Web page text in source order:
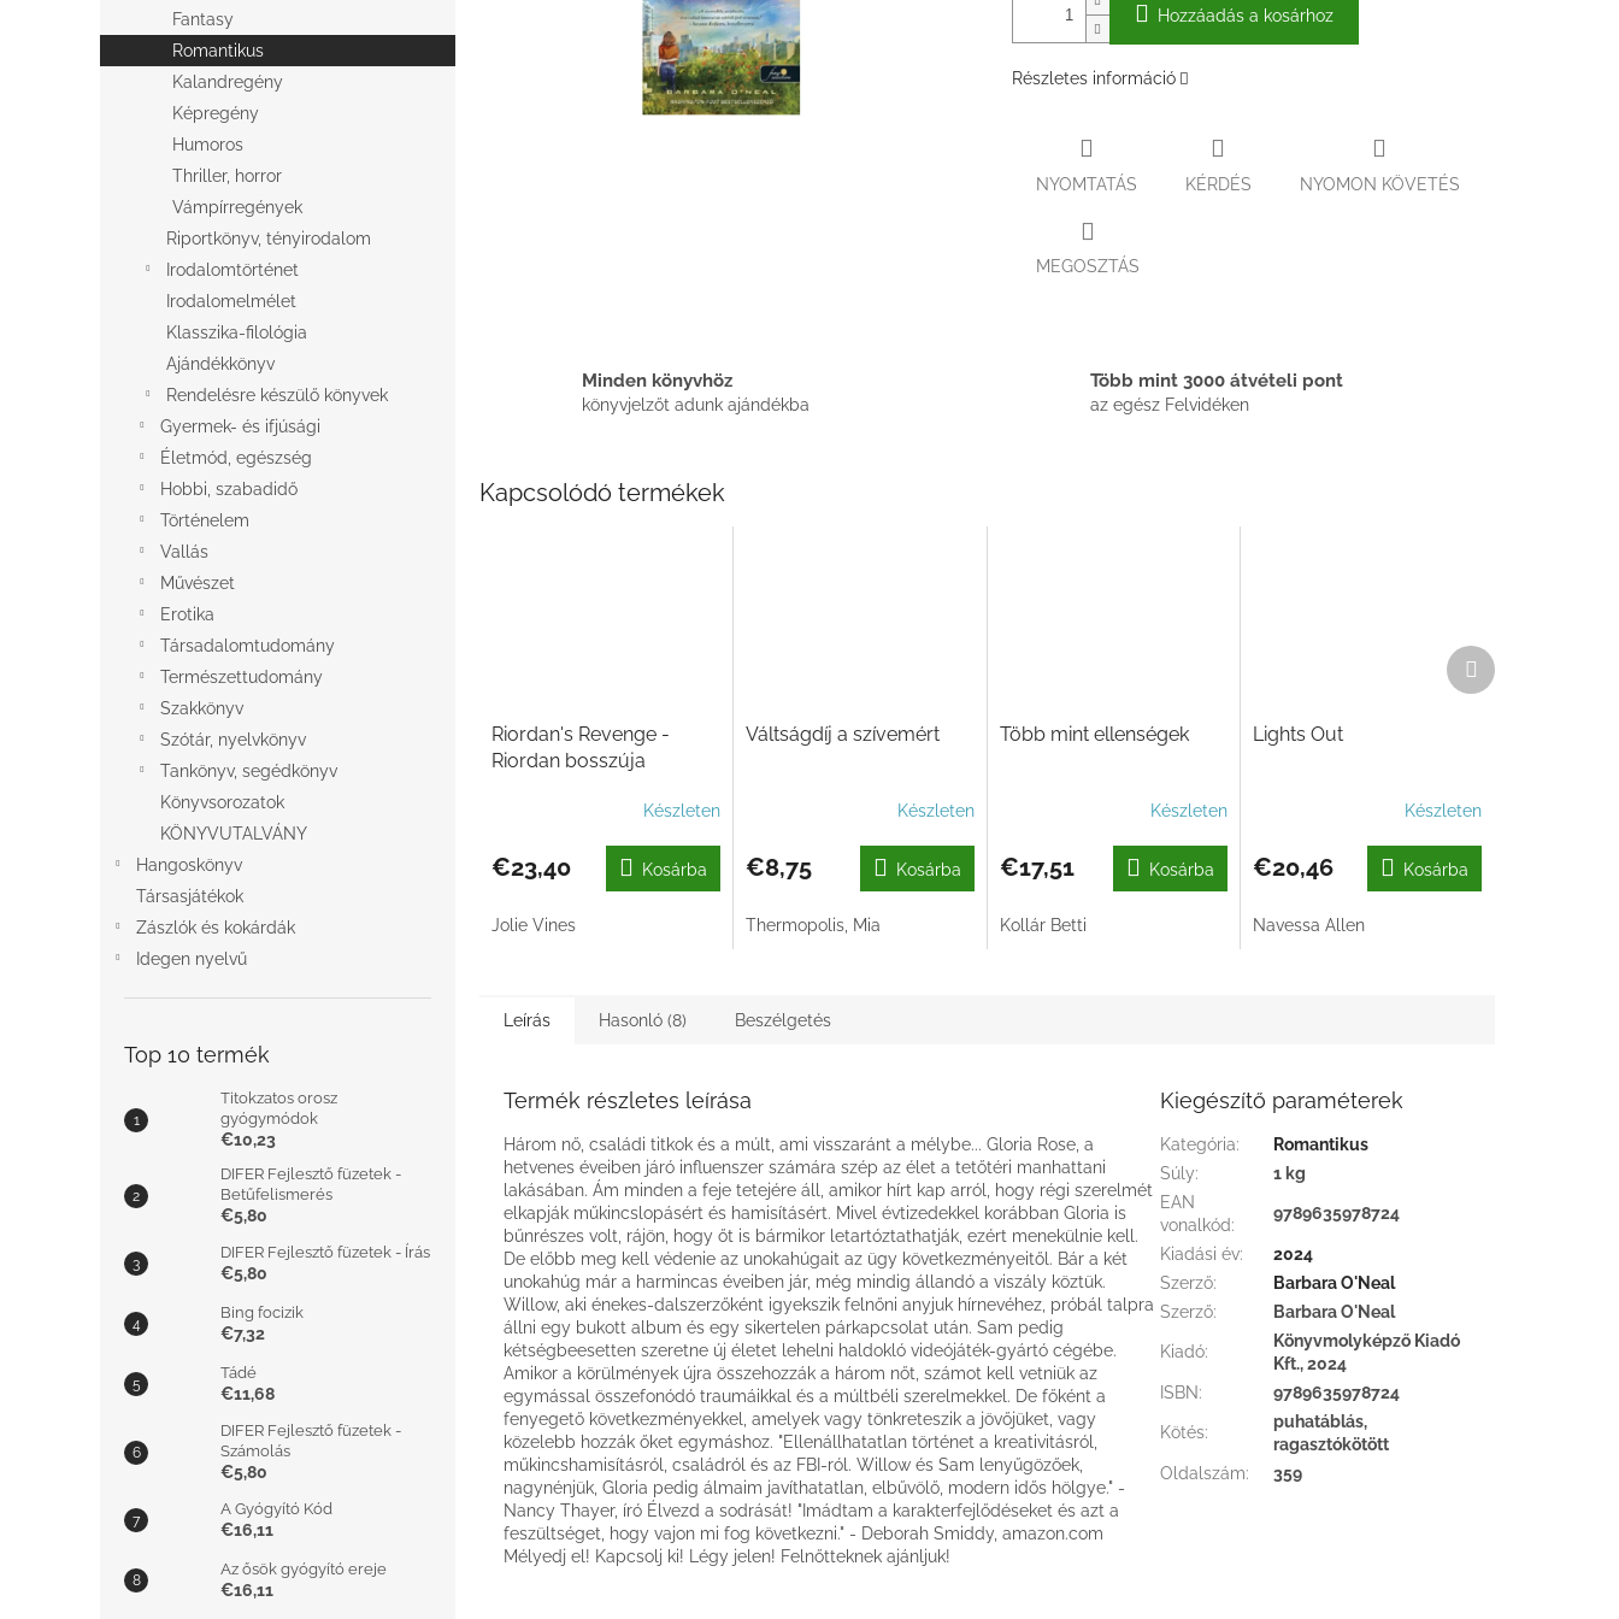
Fantasy
Romantikus
Kalandregény
Képregény
Humoros
Thriller, horror
Vámpírregények
Riportkönyv, tényirodalom
Irodalomtörténet
Irodalomelmélet
Klasszika-filológia
Ajándékkönyv
Rendelésre készülő könyvek
Gyermek- és ifjúsági
Életmód, egészség
Hobbi, szabadidő
Történelem
Vallás
Művészet
Erotika
Társadalomtudomány
Természettudomány
Szakkönyv
Szótár, nyelvkönyv
Tankönyv, segédkönyv
Könyvsorozatok
KÖNYVUTALVÁNY
Hangoskönyv
Társasjátékok
Zászlók és kokárdák
Idegen nyelvű
Top 10 termék
Titokzatos orosz
gyógymódok
€10,23
DIFER Fejlesztő füzetek -
Betűfelismerés
€5,80
DIFER Fejlesztő füzetek - Írás
€5,80
Bing focizik
€7,32
Tádé
€11,68
DIFER Fejlesztő füzetek -
Számolás
€5,80
A Gyógyító Kód
€16,11
Az ősök gyógyító ereje
€16,11
Hozzáadás a kosárhoz
Részletes információ
NYOMTATÁS KÉRDÉS NYOMON KÖVETÉS
MEGOSZTÁS
Minden könyvhöz
könyvjelzőt adunk ajándékba
Több mint 3000 átvételi pont
az egész Felvidéken
Kapcsolódó termékek
Riordan's Revenge -
Riordan bosszúja
Készleten
€23,40 Kosárba
Jolie Vines
Váltságdíj a szívemért
Készleten
€8,75 Kosárba
Thermopolis, Mia
Több mint ellenségek
Készleten
€17,51 Kosárba
Kollár Betti
Lights Out
Készleten
€20,46 Kosárba
Navessa Allen
Következő
termék
Leírás Hasonló (8) Beszélgetés
Termék részletes leírása
Három nő, családi titkok és a múlt, ami visszaránt a mélybe... Gloria Rose, a
hetvenes éveiben járó influenszer számára szép az élet a tetőtéri manhattani
lakásában. Ám minden a feje tetejére áll, amikor hírt kap arról, hogy régi szerelmét
elkapják műkincslopásért és hamisításért. Mivel évtizedekkel korábban Gloria is
bűnrészes volt, rájön, hogy őt is bármikor letartóztathatják, ezért menekülnie kell.
De előbb meg kell védenie az unokahúgait az ügy következményeitől. Bár a két
unokahúg már a harmincas éveiben jár, még mindig állandó a viszály köztük.
Willow, aki énekes-dalszerzőként igyekszik felnőni anyjuk hírnevéhez, próbál talpra
állni egy bukott album és egy sikertelen párkapcsolat után. Sam pedig
kétségbeesetten szeretne új életet lehelni haldokló videójáték-gyártó cégébe.
Amikor a körülmények újra összehozzák a három nőt, számot kell vetniük az
egymással összefonódó traumáikkal és a múltbéli szerelmekkel. De főként a
fenyegető következményekkel, amelyek vagy tönkreteszik a jövőjüket, vagy
közelebb hozzák őket egymáshoz. "Ellenállhatatlan történet a kreativitásról,
műkincshamisításról, családról és az FBI-ról. Willow és Sam lenyűgözőek,
nagynénjük, Gloria pedig álmaim javíthatatlan, elbűvölő, modern idős hölgye." -
Nancy Thayer, író Élvezd a sodrását! "Imádtam a karakterfejlődéseket és azt a
feszültséget, hogy vajon mi fog következni." - Deborah Smiddy, amazon.com
Mélyedj el! Kapcsolj ki! Légy jelen! Felnőtteknek ajánljuk!
Kiegészítő paraméterek
Kategória:
Romantikus
Súly:
1 kg
EAN
vonalkód:
9789635978724
Kiadási év:
2024
Szerző:
Barbara O'Neal
Szerző: Barbara O'Neal
Kiadó:
Könyvmolyképző Kiadó
Kft., 2024
ISBN: 9789635978724
Kötés:
puhatáblás,
ragasztókötött
Oldalszám: 359